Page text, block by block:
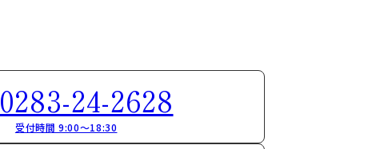
0283-24-2628
受付時間 9:00～18:30